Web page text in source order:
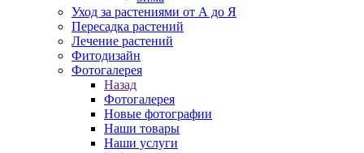
Уход за растениями от А до Я
Пересадка растений
Лечение растений
Фитодизайн
Фотогалерея
Назад
Фотогалерея
Новые фотографии
Наши товары
Наши услуги